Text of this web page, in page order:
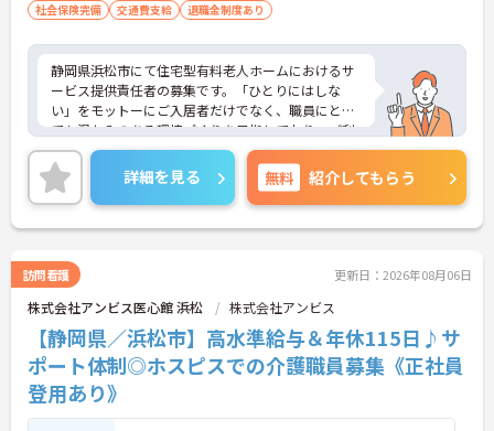
社会保険完備
交通費支給 退職金制度あり
静岡県浜松市にて住宅型有料老人ホームにおけるサ
ービス提供責任者の募集です。「ひとりにはしな
い」をモットーにご入居者だけでなく、職員にとっ
ても温かみのある環境づくりを目指しており、ご利
用者一人ひとりに寄り添ってサービスを提供してい
ただける方を募集しています。サービス提供責任者
の経験がなくスタートされた方も多数いらっしゃい
ます。
ご興味のある方には、面接対策ポイントなど、さら
さい！
詳細を見る 無料 紹介してもらう
訪問看護 更新日：2026年08月06日
株式会社アンビス医心館 浜松 株式会社アンビス
【静岡県／浜松市】高水準給与＆年休115日♪サ
ポート体制◎ホスピスでの介護職員募集《正社員
登用あり》